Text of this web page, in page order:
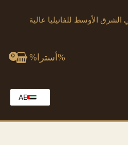
الشرق الأوسط للفانيليا عالية
%أسترا%
AE